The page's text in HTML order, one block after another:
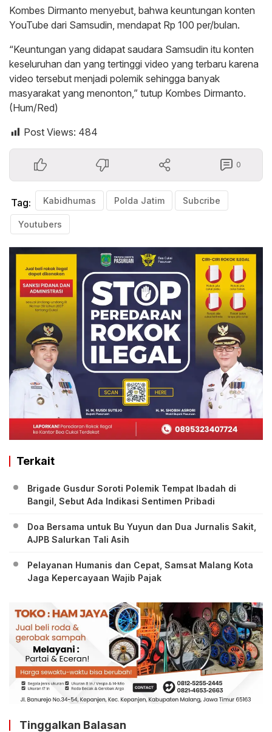
Kombes Dirmanto menyebut, bahwa keuntungan konten
YouTube dari Samsudin, mendapat Rp 100 per/bulan.
“Keuntungan yang didapat saudara Samsudin itu konten
keseluruhan dan yang tertinggi video yang terbaru karena
video tersebut menjadi polemik sehingga banyak
masyarakat yang menonton,” tutup Kombes Dirmanto.
(Hum/Red)
Post Views: 484
0
Tag: Kabidhumas Polda Jatim Subcribe
Youtubers
Terkait
Brigade Gusdur Soroti Polemik Tempat Ibadah di
Bangil, Sebut Ada Indikasi Sentimen Pribadi
Doa Bersama untuk Bu Yuyun dan Dua Jurnalis Sakit,
AJPB Salurkan Tali Asih
Pelayanan Humanis dan Cepat, Samsat Malang Kota
Jaga Kepercayaan Wajib Pajak
Tinggalkan Balasan